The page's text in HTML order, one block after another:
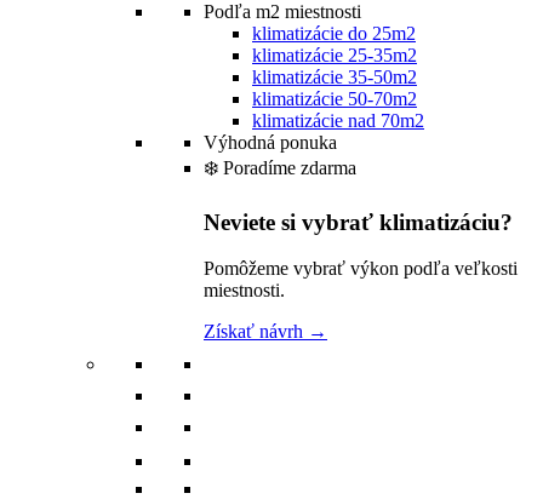
Podľa m2 miestnosti
klimatizácie do 25m2
klimatizácie 25-35m2
klimatizácie 35-50m2
klimatizácie 50-70m2
klimatizácie nad 70m2
Výhodná ponuka
❄️ Poradíme zdarma
Neviete si vybrať klimatizáciu?
Pomôžeme vybrať výkon podľa veľkosti
miestnosti.
Získať návrh →